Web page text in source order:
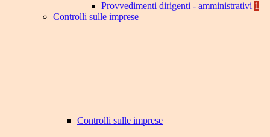
Provvedimenti dirigenti - amministrativi 1
Controlli sulle imprese
Controlli sulle imprese